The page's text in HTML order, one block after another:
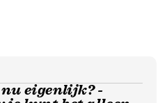
eigenlijk? -